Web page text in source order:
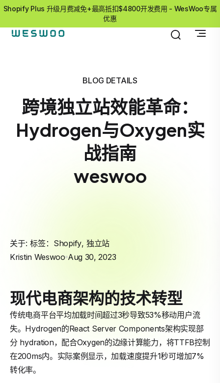
Shopify Plus 升级月费减免+最高抵扣$4800开发费用 - WesWoo专属
优惠
BLOG DETAILS
跨境独立站效能革命：
Hydrogen与Oxygen实
战指南
weswoo
关于: 标签： Shopify, 独立站
Kristin Weswoo Aug 30, 2023
现代电商架构的技术转型
传统电商平台平均加载时间超过3秒导致53%移动用户流
失。Hydrogen的React Server Components架构实现部
分 hydration，配合Oxygen的边缘计算能力，将TTFB控制
在200ms内。实际案例显示，加载速度提升1秒可增加7%
转化率。